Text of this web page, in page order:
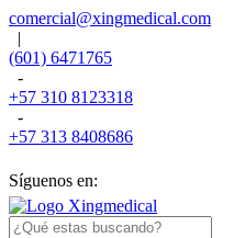
comercial@xingmedical.com
|
(601) 6471765
-
+57 310 8123318
-
+57 313 8408686
Síguenos en: